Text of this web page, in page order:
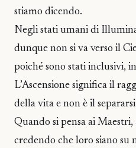
stiamo dicendo.
Negli stati umani di
dunque non si va verso il
poiché sono stati inclusivi,
L’Ascensione significa il
della vita e non è il
Quando si pensa ai Maestri,
credendo che loro siano su